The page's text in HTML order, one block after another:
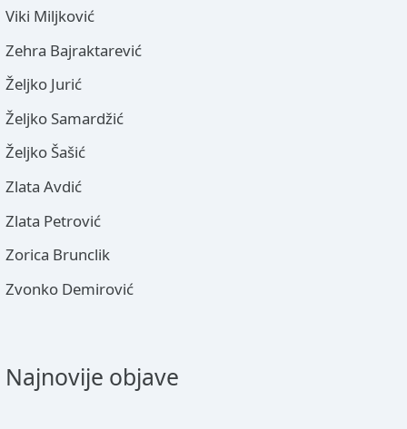
Viki Miljković
Zehra Bajraktarević
Željko Jurić
Željko Samardžić
Željko Šašić
Zlata Avdić
Zlata Petrović
Zorica Brunclik
Zvonko Demirović
Najnovije objave